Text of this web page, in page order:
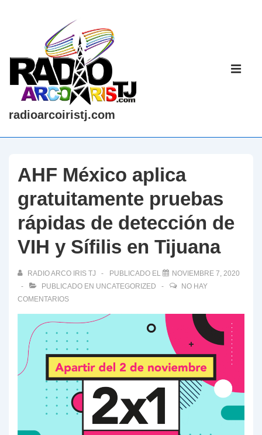
contenido
principal
radioarcoiristj.com
AHF México aplica
gratuitamente pruebas
rápidas de detección de
VIH y Sífilis en Tijuana
RADIO ARCO IRIS TJ PUBLICADO EL
NOVIEMBRE 7, 2020
PUBLICADO EN UNCATEGORIZED
NO HAY
COMENTARIOS